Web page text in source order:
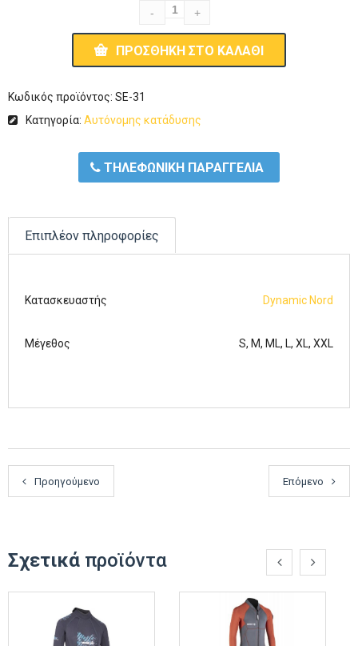
ΠΡΟΣΘΉΚΗ ΣΤΟ ΚΑΛΆΘΙ
Κωδικός προϊόντος: SE-31
Κατηγορία: Αυτόνομης κατάδυσης
ΤΗΛΕΦΩΝΙΚΗ ΠΑΡΑΓΓΕΛΙΑ
Επιπλέον πληροφορίες
Κατασκευαστής Dynamic Nord
Μέγεθος S, M, ML, L, XL, XXL
Προηγούμενο Επόμενο
Σχετικά προϊόντα